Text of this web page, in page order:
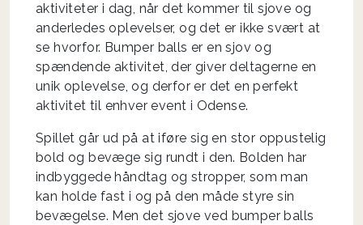
aktiviteter i dag, når det kommer til sjove og
anderledes oplevelser, og det er ikke svært at
se hvorfor. Bumper balls er en sjov og
spændende aktivitet, der giver deltagerne en
unik oplevelse, og derfor er det en perfekt
aktivitet til enhver event i Odense.
Spillet går ud på at iføre sig en stor oppustelig
bold og bevæge sig rundt i den. Bolden har
indbyggede håndtag og stropper, som man
kan holde fast i og på den måde styre sin
bevægelse. Men det sjove ved bumper balls